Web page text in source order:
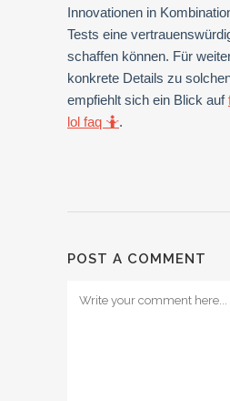
Innovationen in
Tests eine
schaffen können. Für
konkrete Details zu
empfiehlt sich ein Blick auf
lol faq 🤷.
POST A COMMENT